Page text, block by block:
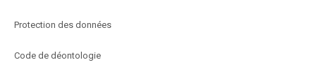
Protection des données
Code de déontologie